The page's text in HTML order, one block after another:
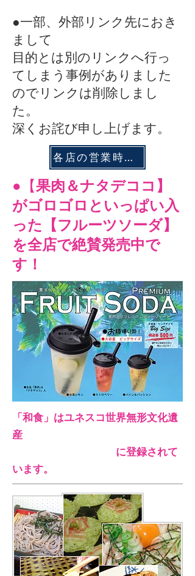
●一部、外部リンク先におき
まして
目的とは別のリンクへ行っ
てしまう事例が​ありました
のでリンクは削除しまし
た。
深くお詫び申し上げます。
各店の営業時間のご案内
●【果肉＆ナタデココ】
がゴロゴロといっぱい入
った【フルーツソーダ】
を全店で絶賛発売中で
す！
「和食」はユネスコ世界無形文化遺
産
​ に登録されて
います。